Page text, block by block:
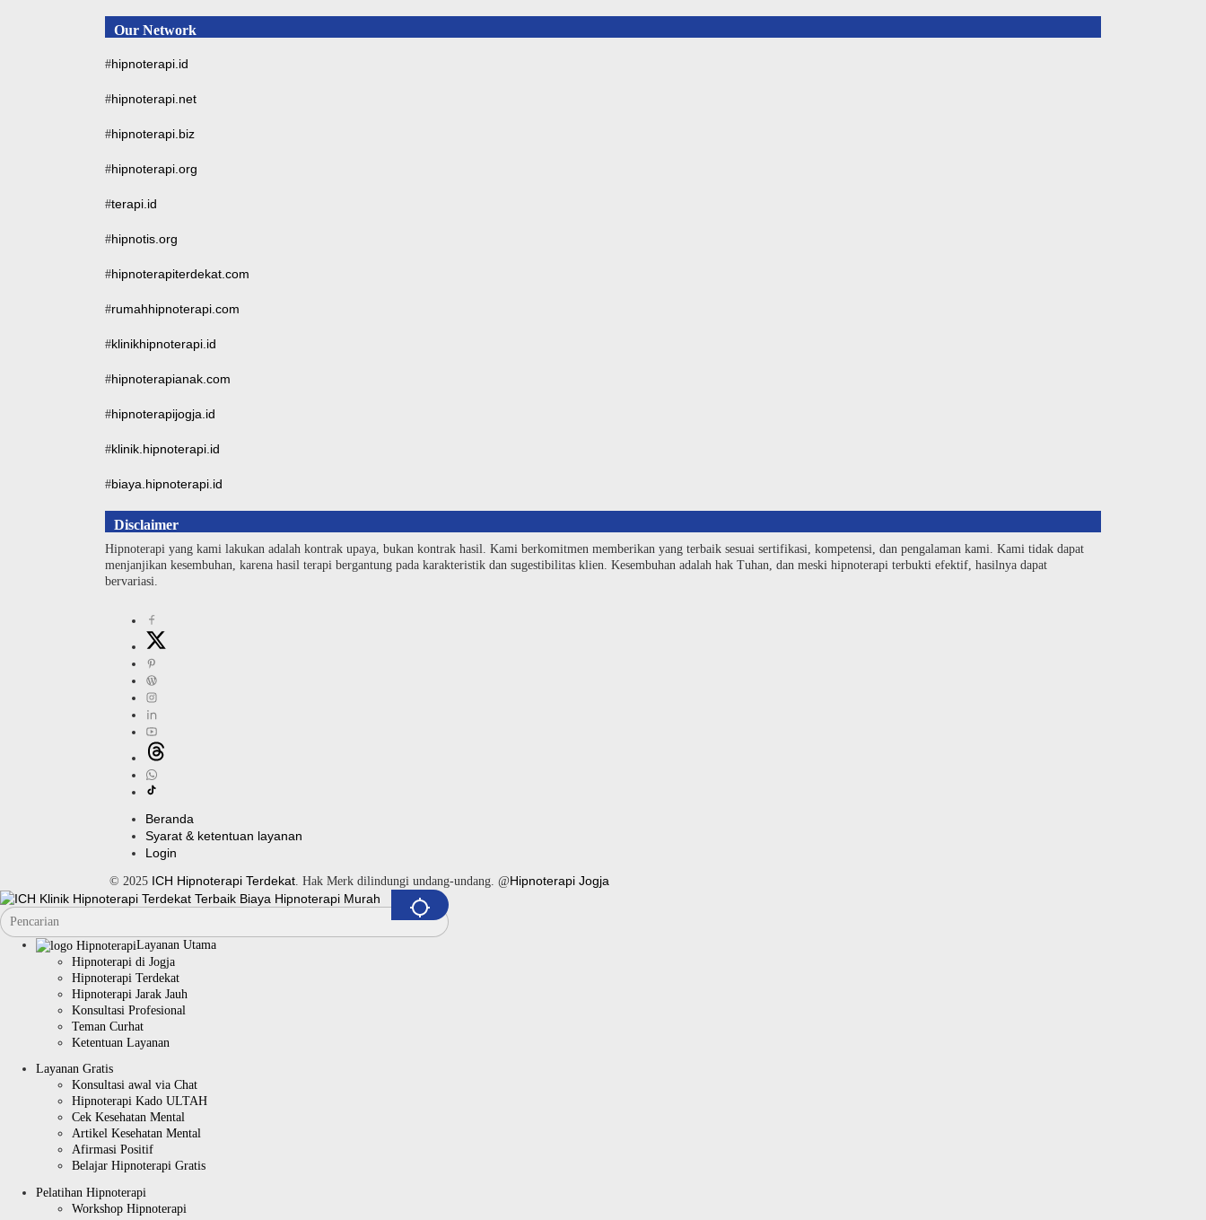
Our Network
#hipnoterapi.id
#hipnoterapi.net
#hipnoterapi.biz
#hipnoterapi.org
#terapi.id
#hipnotis.org
#hipnoterapiterdekat.com
#rumahhipnoterapi.com
#klinikhipnoterapi.id
#hipnoterapianak.com
#hipnoterapijogja.id
#klinik.hipnoterapi.id
#biaya.hipnoterapi.id
Disclaimer
Hipnoterapi yang kami lakukan adalah kontrak upaya, bukan kontrak hasil. Kami berkomitmen memberikan yang terbaik sesuai sertifikasi, kompetensi, dan pengalaman kami. Kami tidak dapat
menjanjikan kesembuhan, karena hasil terapi bergantung pada karakteristik dan sugestibilitas klien. Kesembuhan adalah hak Tuhan, dan meski hipnoterapi terbukti efektif, hasilnya dapat
bervariasi.
Beranda
Syarat & ketentuan layanan
Login
© 2025 ICH Hipnoterapi Terdekat . Hak Merk dilindungi undang-undang. @Hipnoterapi Jogja
Layanan Utama
Hipnoterapi di Jogja
Hipnoterapi Terdekat
Hipnoterapi Jarak Jauh
Konsultasi Profesional
Teman Curhat
Ketentuan Layanan
Layanan Gratis
Konsultasi awal via Chat
Hipnoterapi Kado ULTAH
Cek Kesehatan Mental
Artikel Kesehatan Mental
Afirmasi Positif
Belajar Hipnoterapi Gratis
Pelatihan Hipnoterapi
Workshop Hipnoterapi